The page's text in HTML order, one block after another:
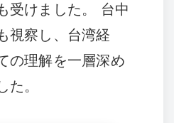
受けました。 台中
視察し、台湾経
の理解を一層深め
。